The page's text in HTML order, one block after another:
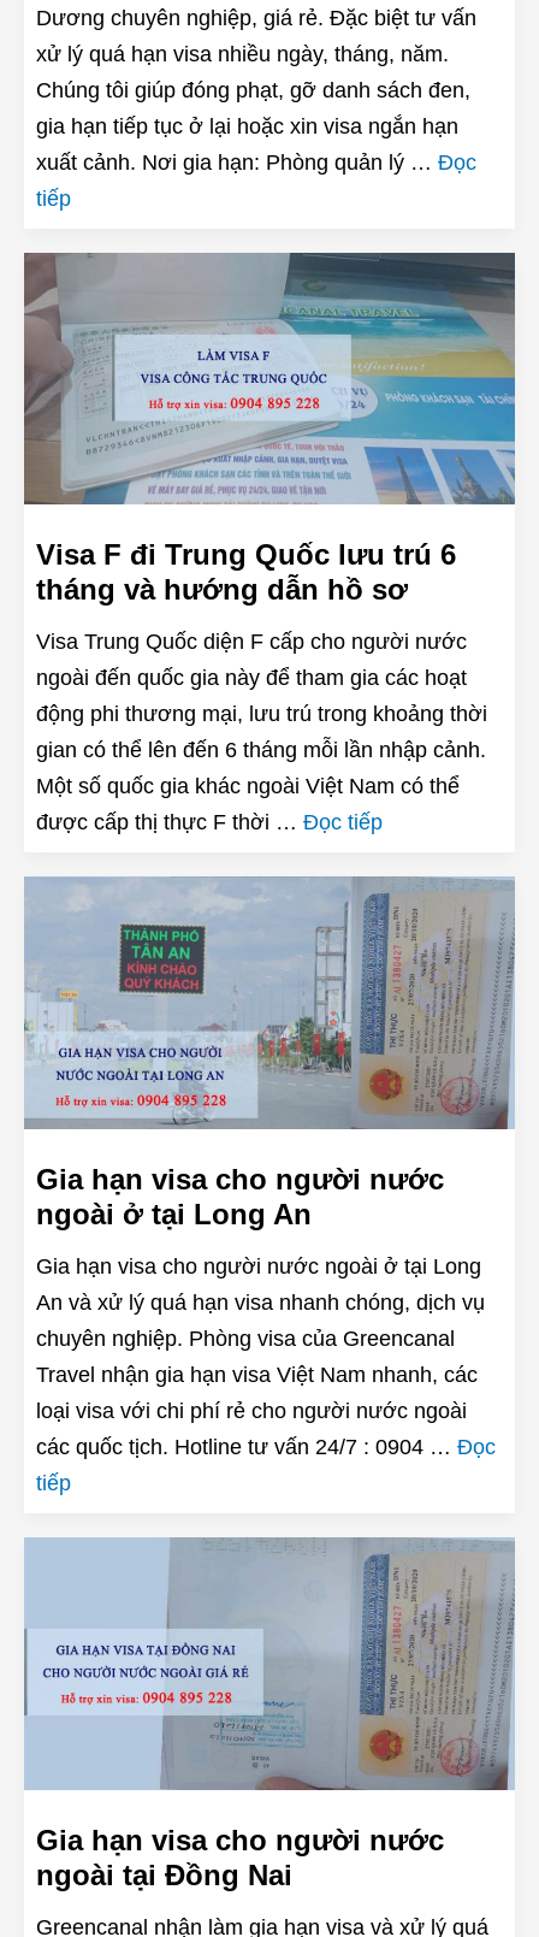
Dương chuyên nghiệp, giá rẻ. Đặc biệt tư vấn
xử lý quá hạn visa nhiều ngày, tháng, năm.
Chúng tôi giúp đóng phạt, gỡ danh sách đen,
gia hạn tiếp tục ở lại hoặc xin visa ngắn hạn
xuất cảnh. Nơi gia hạn: Phòng quản lý … Đọc
tiếp
Visa F đi Trung Quốc lưu trú 6
tháng và hướng dẫn hồ sơ
Visa Trung Quốc diện F cấp cho người nước
ngoài đến quốc gia này để tham gia các hoạt
động phi thương mại, lưu trú trong khoảng thời
gian có thể lên đến 6 tháng mỗi lần nhập cảnh.
Một số quốc gia khác ngoài Việt Nam có thể
được cấp thị thực F thời … Đọc tiếp
Gia hạn visa cho người nước
ngoài ở tại Long An
Gia hạn visa cho người nước ngoài ở tại Long
An và xử lý quá hạn visa nhanh chóng, dịch vụ
chuyên nghiệp. Phòng visa của Greencanal
Travel nhận gia hạn visa Việt Nam nhanh, các
loại visa với chi phí rẻ cho người nước ngoài
các quốc tịch. Hotline tư vấn 24/7 : 0904 … Đọc
tiếp
Gia hạn visa cho người nước
ngoài tại Đồng Nai
Greencanal nhận làm gia hạn visa và xử lý quá